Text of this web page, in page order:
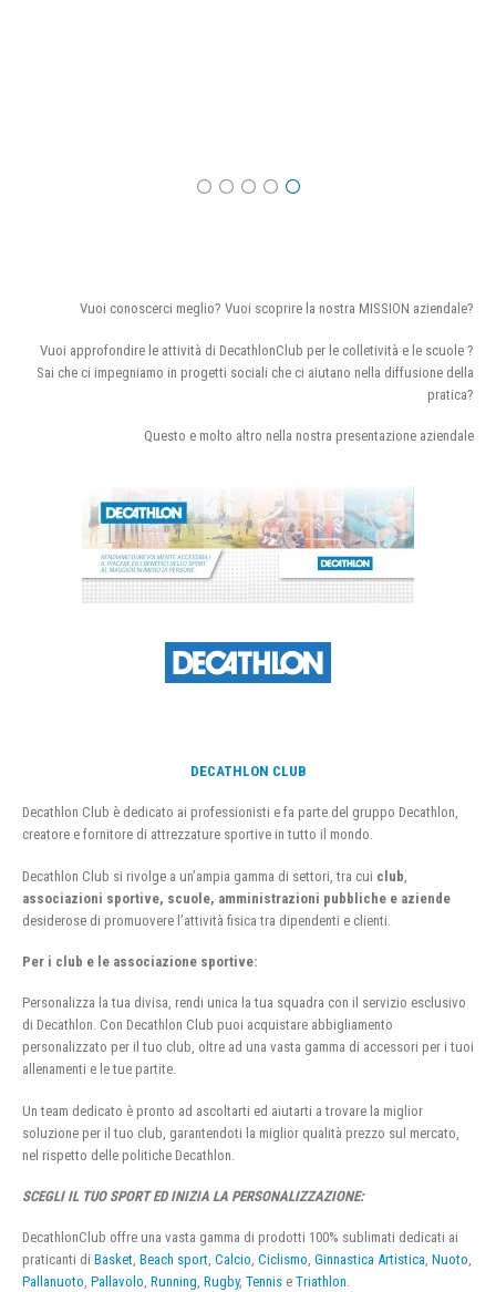
Vuoi conoscerci meglio? Vuoi scoprire la nostra MISSION aziendale?
Vuoi approfondire le attività di DecathlonClub per le colletività e le scuole ?
Sai che ci impegniamo in progetti sociali che ci aiutano nella diffusione della
pratica?
Questo e molto altro nella nostra presentazione aziendale
DECATHLON CLUB
Decathlon Club è dedicato ai professionisti e fa parte del gruppo Decathlon,
creatore e fornitore di attrezzature sportive in tutto il mondo.
Decathlon Club si rivolge a un’ampia gamma di settori, tra cui club
associazioni sportive, scuole, amministrazioni pubbliche e aziende
desiderose di promuovere l’attività fisica tra dipendenti e clienti.
Per i club e le associazione sportive:
Personalizza la tua divisa, rendi unica la tua squadra con il servizio esclusivo
di Decathlon. Con Decathlon Club puoi acquistare abbigliamento
personalizzato per il tuo club, oltre ad una vasta gamma di accessori per i tuoi
allenamenti e le tue partite.
Un team dedicato è pronto ad ascoltarti ed aiutarti a trovare la miglior
soluzione per il tuo club, garantendoti la miglior qualità prezzo sul mercato,
nel rispetto delle politiche Decathlon.
SCEGLI IL TUO SPORT ED INIZIA LA PERSONALIZZAZIONE:
DecathlonClub offre una vasta gamma di prodotti 100% sublimati dedicati ai
praticanti di Basket, Beach sport, Calcio, Ciclismo, Ginnastica Artistica, Nuoto,
Pallanuoto, Pallavolo, Running, Rugby, Tennis e Triathlon.